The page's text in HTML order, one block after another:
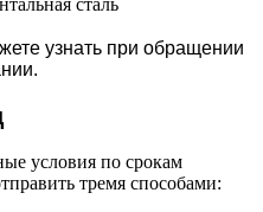
узнать при обращении
условия по срокам
тремя способами: